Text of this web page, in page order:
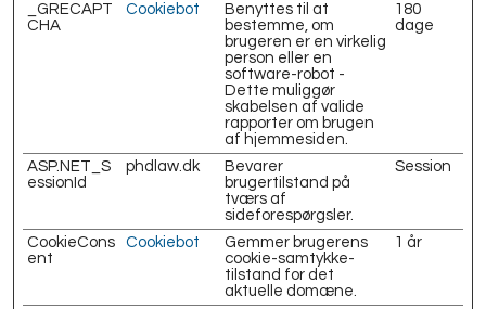
_GRECAPT
CHA
Cookiebot
Benyttes til at
bestemme, om
brugeren er en virkelig
person eller en
software-robot -
Dette muliggør
skabelsen af valide
rapporter om brugen
af hjemmesiden.
180
dage
ASP.NET_S
essionId
phdlaw.dk
Bevarer
brugertilstand på
tværs af
sideforespørgsler.
Session
CookieCons
ent
Cookiebot
Gemmer brugerens
cookie-samtykke-
tilstand for det
aktuelle domæne.
1 år